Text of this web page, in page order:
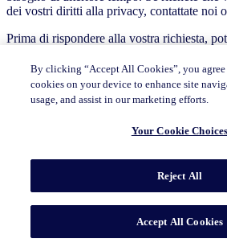
dei vostri diritti alla privacy, contattate noi
Prima di rispondere alla vostra richiesta,
sulle vostre precedenti interazioni con noi.
richiesta (diversa da una richiesta di opt-
di confermare la vostra identità (o l’autorità
conserviamo si riferiscono a voi.
RICHIESTE DI AGENTI
Solo l’utente, o una persona legalmente
conto, può presentare una richiesta
By clicking “Accept All Cookies”, you
cookies on your device to enhance site
usage, and assist in our marketing efforts.
Your Cookie Choices
Reject All
Accept All Cookies